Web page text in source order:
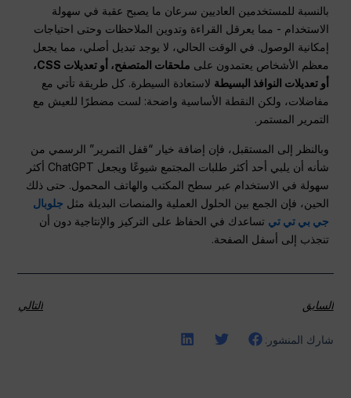
بالنسبة للمستخدمين العاديين سرعان ما يصبح عقبة في سهولة
الاستخدام - مما يعرقل القراءة وتدوين الملاحظات وحتى احتياجات
إمكانية الوصول. في الوقت الحالي، لا يوجد تبديل أصلي، مما يجعل
معظم الأشخاص يعتمدون على
ملحقات المتصفح، أو تعديلات CSS،
أو تعديلات النوافذ البسيطة لاستعادة السيطرة. كل طريقة تأتي مع
مفاضلات، ولكن النقطة الأساسية واضحة: لست مضطرًا للعيش مع
التمرير المستمر.
وبالنظر إلى المستقبل، فإن إضافة خيار “قفل التمرير” الرسمي من
شأنه أن يلبي أحد أكثر طلبات المجتمع شيوعًا ويجعل ChatGPT أكثر
سهولة في الاستخدام عبر سطح المكتب والهاتف المحمول. حتى ذلك
الحين، فإن الجمع بين الحلول العملية والمنصات البديلة مثل جلوبال
جي بي تي تي تساعدك في الحفاظ على التركيز والإنتاجية دون أن
تنجذب إلى أسفل الصفحة.
السابق التالي
شارك المنشور: